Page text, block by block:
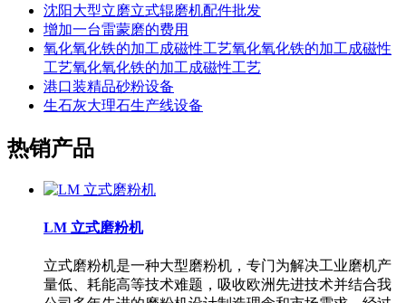
沈阳大型立磨立式辊磨机配件批发
增加一台雷蒙磨的费用
氧化氧化铁的加工成磁性工艺氧化氧化铁的加工成磁性
工艺氧化氧化铁的加工成磁性工艺
港口装精品砂粉设备
生石灰大理石生产线设备
热销产品
LM 立式磨粉机
立式磨粉机是一种大型磨粉机，专门为解决工业磨机产
量低、耗能高等技术难题，吸收欧洲先进技术并结合我